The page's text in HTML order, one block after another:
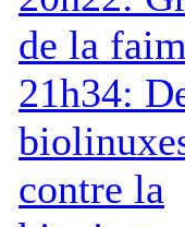
de la
21h34:
contre la